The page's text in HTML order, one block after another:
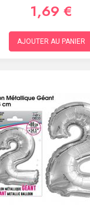
1,69 €
AJOUTER AU PANIER